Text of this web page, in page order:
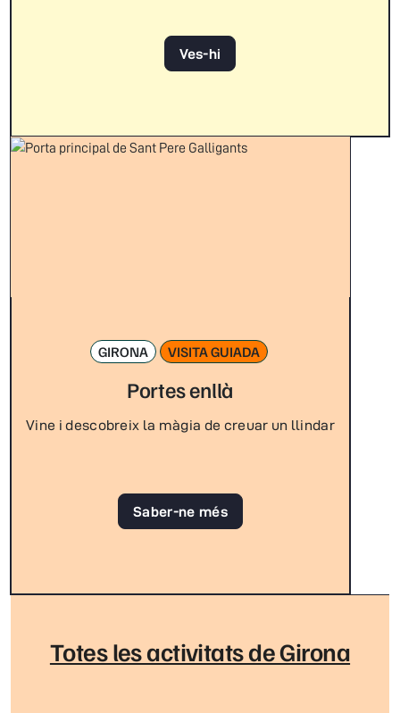
Ves-hi
GIRONA VISITA GUIADA
Portes enllà
Vine i descobreix la màgia de creuar un llindar
Saber-ne més
Totes les activitats de Girona